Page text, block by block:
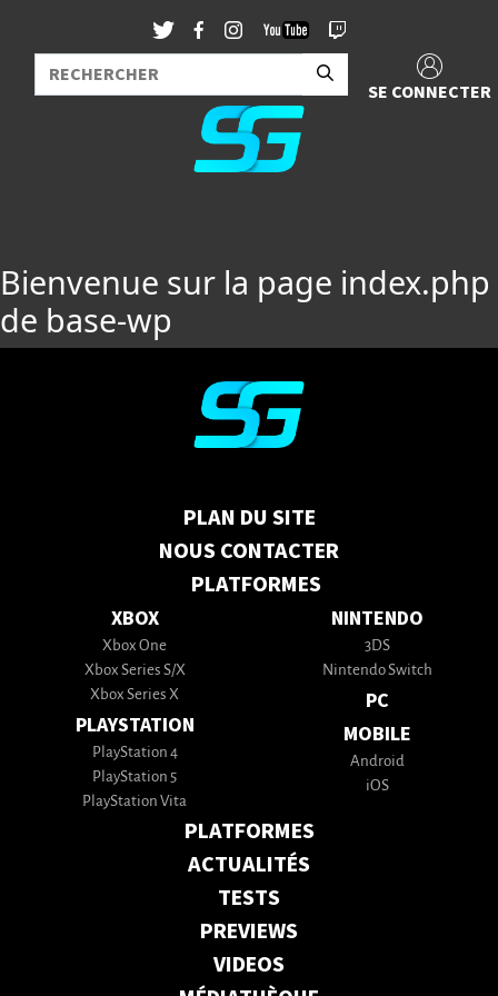
SE CONNECTER
Bienvenue sur la page index.php
de base-wp
PLAN DU SITE
NOUS CONTACTER
PLATFORMES
XBOX
Xbox One
Xbox Series S/X
Xbox Series X
PLAYSTATION
PlayStation 4
PlayStation 5
PlayStation Vita
NINTENDO
3DS
Nintendo Switch
PC
MOBILE
Android
iOS
PLATFORMES
ACTUALITÉS
TESTS
PREVIEWS
VIDEOS